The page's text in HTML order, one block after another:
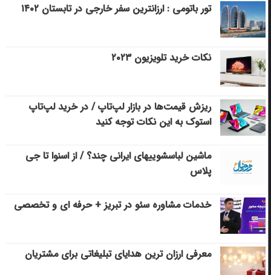
تور باتومی : ارزانترین سفر خارجی در تابستان ۱۴۰۲
نکات خرید تلویزیون ۲۰۲۳
ریزش قیمت‌ها در بازار لپ‌تاپ / در خرید لپ‌تاپ
استوک به این نکات توجه کنید
ماشین لباسشویی‎های ایرانی چند؟ / از اسنوا تا جی
پلاس
خدمات مشاوره سئو در تبریز + حرفه ای و تخصصی
معرفی ارزان ترین هدایای تبلیغاتی برای مشتریان